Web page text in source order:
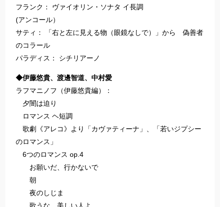
フランク： ヴァイオリン・ソナタ イ長調
(アンコール）
サティ： 「右と左に見える物（眼鏡なしで）」から 偽善者
のコラール
パラディス： シチリアーノ
◆伊藤悠貴、渡邊智道、中村愛
ラフマニノフ（伊藤悠貴編）：
夕闇は迫り
ロマンス ヘ短調
歌劇《アレコ》より「カヴァティーナ」、「若いジプシー
のロマンス」
6つのロマンス op.4
お願いだ、行かないで
朝
夜のしじま